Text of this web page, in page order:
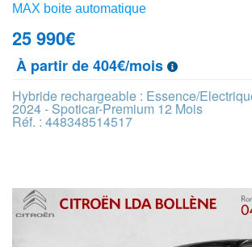
MAX boite automatique
25 990€
À partir de 404€/mois
Hybride rechargeable : Essence/
2024 - Spoticar-Premium 12 Mois
Réf. : 448348514517